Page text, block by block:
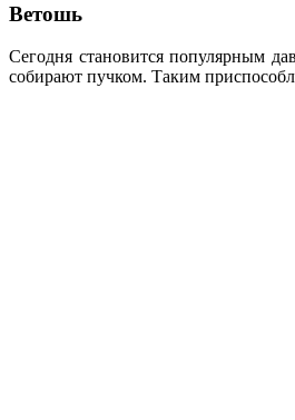
Ветошь
Сегодня становится популярным
собирают пучком. Таким